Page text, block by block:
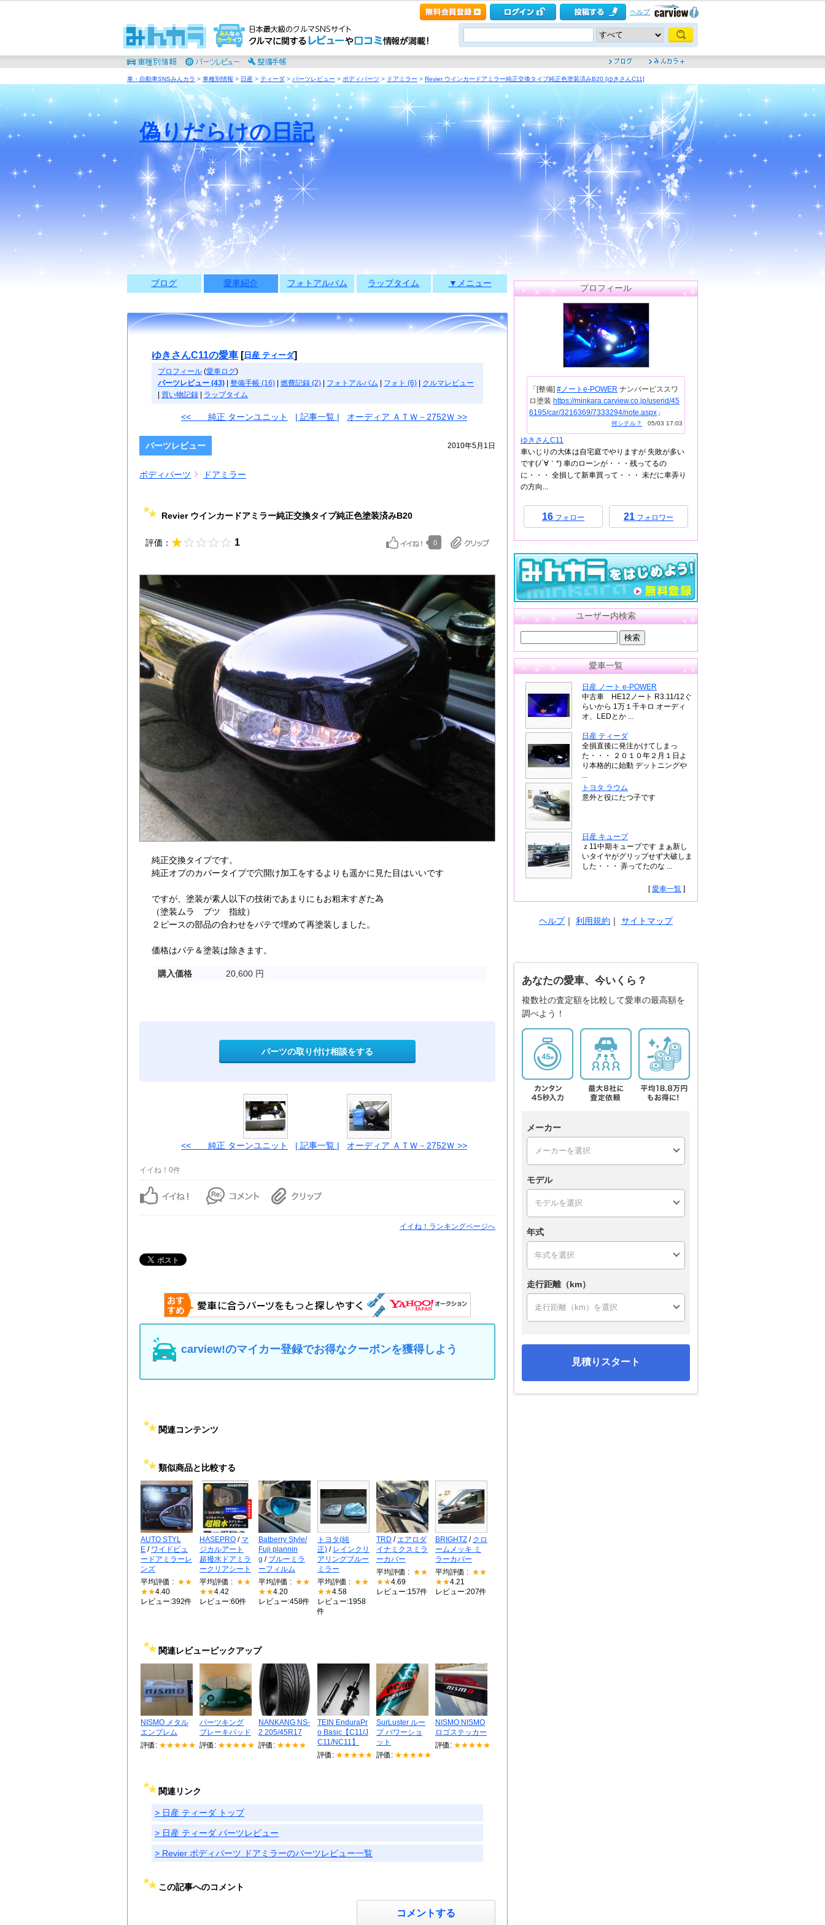
ヘルプ
車・自動車SNSみんカラ > 車種別情報 > 日産 > ティーダ > パーツレビュー > ボディパーツ > ドアミラー > Revier ウインカードアミラー純正交換タイプ純正色塗装済みB20 [ゆきさんC11]
偽りだらけの日記
ブログ 愛車紹介 フォトアルバム ラップタイム ▼メニュー
ゆきさんC11の愛車 [ 日産 ティーダ]
プロフィール (愛車ログ)
パーツレビュー (43)
整備手帳 (16) 燃費記録 (2) フォトアルバム フォト (6)
クルマレビュー
買い物記録 ラップタイム
<< 純正 ターンユニット | 記事一覧 | オーディア ＡＴＷ－2752Ｗ >>
パーツレビュー 2010年5月1日
ボディパーツ ドアミラー
Revier ウインカードアミラー純正交換タイプ純正色塗装済みB20
評価： 1 0
純正交換タイプです。
純正オプのカバータイプで穴開け加工をするよりも遥かに見た目はいいです
ですが、塗装が素人以下の技術であまりにもお粗末すぎた為
（塗装ムラ ブツ 指紋）
２ピースの部品の合わせをパテで埋めて再塗装しました。
価格はパテ＆塗装は除きます。
購入価格 20,600 円
パーツの取り付け相談をする
<< 純正 ターンユニット | 記事一覧 | オーディア ＡＴＷ－2752Ｗ >>
イイね！0件
イイね！ランキングページへ
carview!のマイカー登録でお得なクーポンを獲得しよう
関連コンテンツ
類似商品と比較する
AUTO STYL
E / ワイドビュ
ードアミラーレ
ンズ
平均評価 : ★★
★★4.40
レビュー:392件
HASEPRO / マ
ジカルアート
超撥水ドアミラ
ークリアシート
平均評価 : ★★
★★4.42
レビュー:60件
Batberry Style/
Fuji plannin
g / ブルーミラ
ーフィルム
平均評価 : ★★
★★4.20
レビュー:458件
トヨタ(純
正) / レインクリ
アリングブルー
ミラー
平均評価 : ★★
★★4.58
レビュー:1958
件
TRD / エアロダ
イナミクスミラ
ーカバー
平均評価 : ★★
★★4.69
レビュー:157件
BRIGHTZ / クロ
ームメッキ ミ
ラーカバー
平均評価 : ★★
★★4.21
レビュー:207件
関連レビューピックアップ
NISMO メタル
エンブレム
評価: ★★★★★
パーツキング
ブレーキパッド
評価: ★★★★★
NANKANG NS-
2 205/45R17
評価: ★★★★
TEIN EnduraPr
o Basic【C11/J
C11/NC11】
評価: ★★★★★
SurLuster ルー
プ パワーショ
ット
評価: ★★★★★
NISMO NISMO
ロゴステッカー
評価: ★★★★★
関連リンク
> 日産 ティーダ トップ
> 日産 ティーダ パーツレビュー
> Revier ボディパーツ ドアミラーのパーツレビュー一覧
この記事へのコメント
コメントする
プロフィール
「[整備] #ノートe-POWER ナンバービススワ
ロ塗装 https://minkara.carview.co.jp/userid/45
6195/car/3216369/7333294/note.aspx 」
何シテル？ 05/03 17:03
ゆきさんC11
車いじりの大体は自宅庭でやりますが 失敗が多い
です(ﾉ´∀｀*) 車のローンが・・・残ってるの
に・・・ 全損して新車買って・・・ 未だに車弄り
の方向...
16 フォロー 21 フォロワー
ユーザー内検索
愛車一覧
日産 ノート e-POWER
中古車 HE12ノート R3.11/12ぐ
らいから 1万１千キロ オーディ
オ、LEDとか ...
日産 ティーダ
全損直後に発注かけてしまっ
た・・・ ２０１０年２月１日よ
り本格的に始動 デットニングや
...
トヨタ ラウム
意外と役にたつ子です
日産 キューブ
ｚ11中期キューブです まぁ新し
いタイヤがグリップせず大破しま
した・・・ 弄ってたのな ...
[愛車一覧 ]
ヘルプ｜ 利用規約 ｜ サイトマップ
あなたの愛車、今いくら？
複数社の査定額を比較して愛車の最高額を
調べよう！
メーカー
モデル
年式
走行距離（km）
見積りスタート